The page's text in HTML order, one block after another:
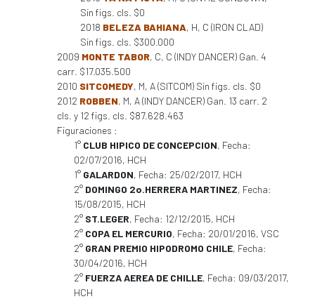
Sin figs. cls. $0
2018 BELEZA BAHIANA, H, C (IRON CLAD)
Sin figs. cls. $300.000
2009 MONTE TABOR, C, C (INDY DANCER) Gan. 4
carr. $17.035.500
2010 SITCOMEDY, M, A (SITCOM) Sin figs. cls. $0
2012 ROBBEN, M, A (INDY DANCER) Gan. 13 carr. 2
cls. y 12 figs. cls. $87.628.463
Figuraciones :
1° CLUB HIPICO DE CONCEPCION, Fecha:
02/07/2016, HCH
1° GALARDON, Fecha: 25/02/2017, HCH
2° DOMINGO 2o.HERRERA MARTINEZ, Fecha:
15/08/2015, HCH
2° ST.LEGER, Fecha: 12/12/2015, HCH
2° COPA EL MERCURIO, Fecha: 20/01/2016, VSC
2° GRAN PREMIO HIPODROMO CHILE, Fecha:
30/04/2016, HCH
2° FUERZA AEREA DE CHILLE, Fecha: 09/03/2017,
HCH